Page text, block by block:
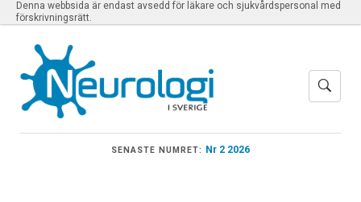
Denna webbsida är endast avsedd för läkare och sjukvårdspersonal med
förskrivningsrätt.
SENASTE NUMRET: Nr 2 2026